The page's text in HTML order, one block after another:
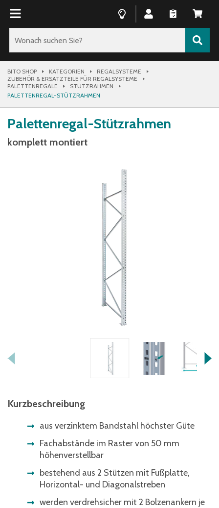
BITO SHOP KATEGORIEN
REGALSYSTEME
ZUBEHÖR & ERSATZTEILE FÜR REGALSYSTEME
PALETTENREGALE
STÜTZRAHMEN
PALETTENREGAL-STÜTZRAHMEN
Palettenregal-Stützrahmen
komplett montiert
Kurzbeschreibung
aus verzinktem Bandstahl höchster Güte
Fachabstände im Raster von 50 mm
höhenverstellbar
bestehend aus 2 Stützen mit Fußplatte,
Horizontal- und Diagonalstreben
werden verdrehsicher mit 2 Bolzenankern je